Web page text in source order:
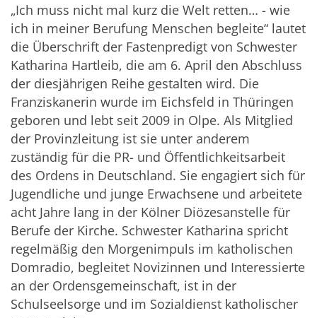
„Ich muss nicht mal kurz die Welt retten… - wie
ich in meiner Berufung Menschen begleite“ lautet
die Überschrift der Fastenpredigt von Schwester
Katharina Hartleib, die am 6. April den Abschluss
der diesjährigen Reihe gestalten wird. Die
Franziskanerin wurde im Eichsfeld in Thüringen
geboren und lebt seit 2009 in Olpe. Als Mitglied
der Provinzleitung ist sie unter anderem
zuständig für die PR- und Öffentlichkeitsarbeit
des Ordens in Deutschland. Sie engagiert sich für
Jugendliche und junge Erwachsene und arbeitete
acht Jahre lang in der Kölner Diözesanstelle für
Berufe der Kirche. Schwester Katharina spricht
regelmäßig den Morgenimpuls im katholischen
Domradio, begleitet Novizinnen und Interessierte
an der Ordensgemeinschaft, ist in der
Schulseelsorge und im Sozialdienst katholischer